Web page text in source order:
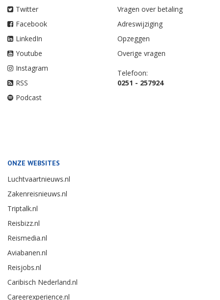
Twitter
Facebook
LinkedIn
Youtube
Instagram
RSS
Podcast
Vragen over betaling
Adreswijziging
Opzeggen
Overige vragen
Telefoon:
0251 - 257924
ONZE WEBSITES
Luchtvaartnieuws.nl
Zakenreisnieuws.nl
Triptalk.nl
Reisbizz.nl
Reismedia.nl
Aviabanen.nl
Reisjobs.nl
Caribisch Nederland.nl
Careerexperience.nl